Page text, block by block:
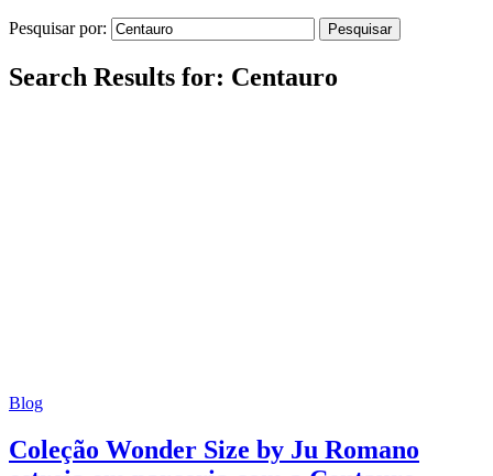
Pesquisar por:
Search Results for: Centauro
Blog
Coleção Wonder Size by Ju Romano